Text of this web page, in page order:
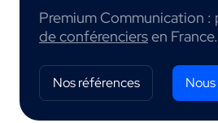
Premium Communication :
de conférenciersen France.
Nos références